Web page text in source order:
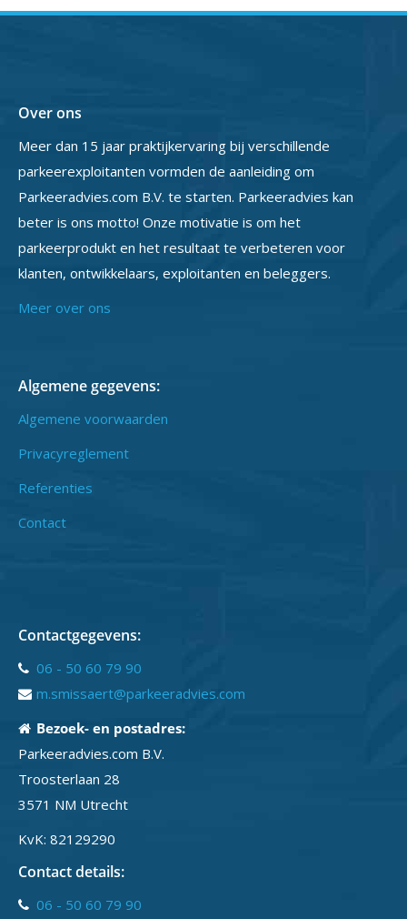
Over ons
Meer dan 15 jaar praktijkervaring bij verschillende
parkeerexploitanten vormden de aanleiding om
Parkeeradvies.com B.V. te starten. Parkeeradvies kan
beter is ons motto! Onze motivatie is om het
parkeerprodukt en het resultaat te verbeteren voor
klanten, ontwikkelaars, exploitanten en beleggers.
Meer over ons
Algemene gegevens:
Algemene voorwaarden
Privacyreglement
Referenties
Contact
Contactgegevens:
06 - 50 60 79 90
m.smissaert@parkeeradvies.com
Bezoek- en postadres:
Parkeeradvies.com B.V.
Troosterlaan 28
3571 NM Utrecht
KvK: 82129290
Contact details:
06 - 50 60 79 90